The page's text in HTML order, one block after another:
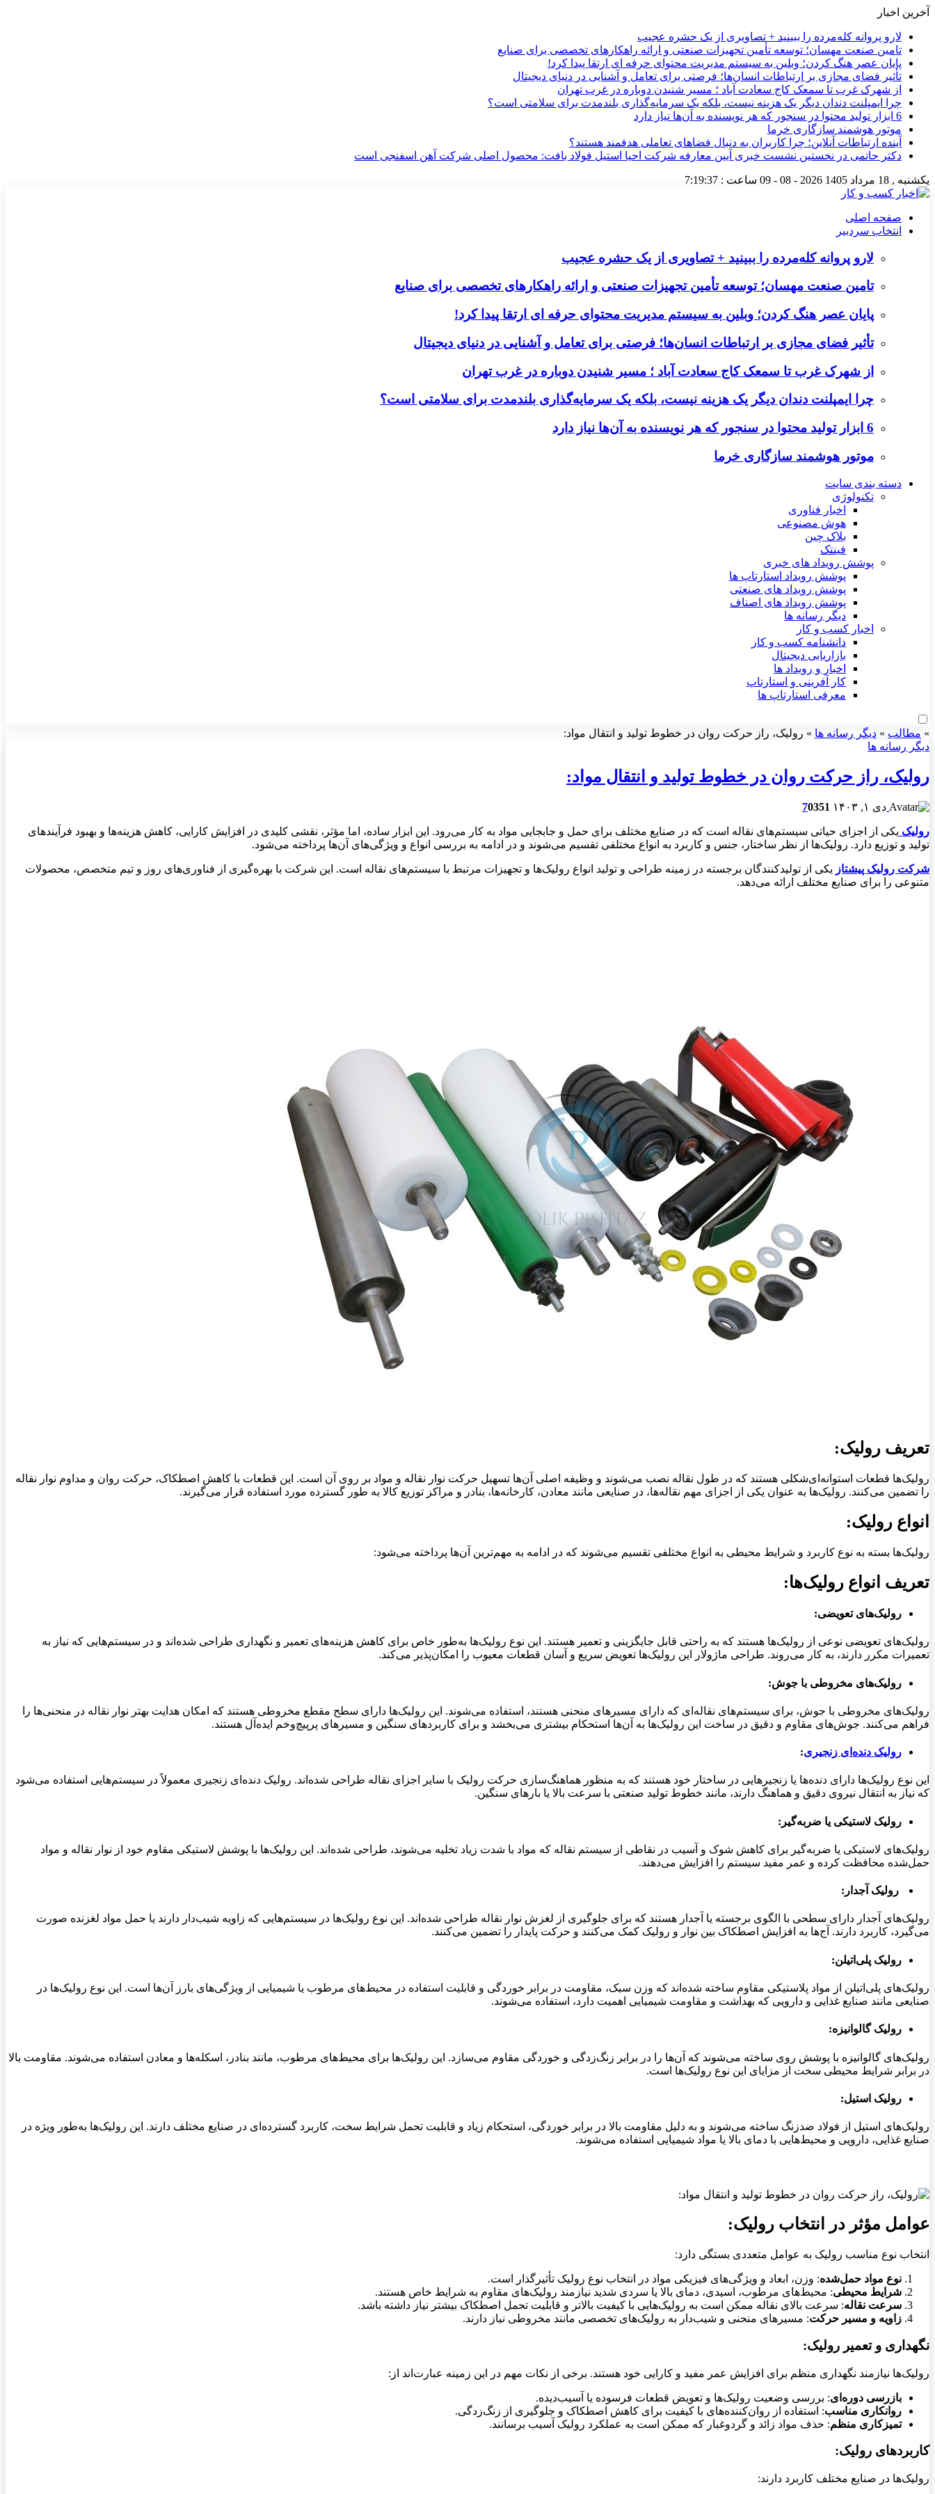
آخرین اخبار
لارو پروانه کله‌مرده را ببینید + تصاویری از یک حشره عجیب
تامین صنعت مهسان؛ توسعه تأمین تجهیزات صنعتی و ارائه راهکارهای تخصصی برای صنایع
پایان عصر هنگ کردن؛ وبلین به سیستم مدیریت محتوای حرفه ای ارتقا پیدا کرد!
تأثیر فضای مجازی بر ارتباطات انسان‌ها؛ فرصتی برای تعامل و آشنایی در دنیای دیجیتال
از شهرک غرب تا سمعک کاج سعادت آباد ؛ مسیر شنیدن دوباره در غرب تهران
چرا ایمپلنت دندان دیگر یک هزینه نیست، بلکه یک سرمایه‌گذاری بلندمدت برای سلامتی است؟
6 ابزار تولید محتوا در سنجور که هر نویسنده به آن‌ها نیاز دارد
موتور هوشمند سازگاری خرما
آینده ارتباطات آنلاین؛ چرا کاربران به دنبال فضاهای تعاملی هدفمند هستند؟
دکتر حاتمی در نخستین نشست خبری آیین معارفه شرکت احیا استیل فولاد بافت: محصول اصلی شرکت آهن اسفنجی است
یکشنبه , 18 مرداد 1405 2026 - 08 - 09 ساعت : 7:19:38
صفحه اصلی
انتخاب سردبیر
لارو پروانه کله‌مرده را ببینید + تصاویری از یک حشره عجیب
تامین صنعت مهسان؛ توسعه تأمین تجهیزات صنعتی و ارائه راهکارهای تخصصی برای صنایع
پایان عصر هنگ کردن؛ وبلین به سیستم مدیریت محتوای حرفه ای ارتقا پیدا کرد!
تأثیر فضای مجازی بر ارتباطات انسان‌ها؛ فرصتی برای تعامل و آشنایی در دنیای دیجیتال
از شهرک غرب تا سمعک کاج سعادت آباد ؛ مسیر شنیدن دوباره در غرب تهران
چرا ایمپلنت دندان دیگر یک هزینه نیست، بلکه یک سرمایه‌گذاری بلندمدت برای سلامتی است؟
6 ابزار تولید محتوا در سنجور که هر نویسنده به آن‌ها نیاز دارد
موتور هوشمند سازگاری خرما
دسته بندی سایت
تکنولوژی
اخبار فناوری
هوش مصنوعی
بلاک چین
فینتک
پوشش رویداد های خبری
پوشش رویداد استارتاپ ها
پوشش رویداد های صنعتی
پوشش رویداد های اصناف
دیگر رسانه ها
اخبار کسب و کار
دانشنامه کسب و کار
بازاریابی دیجیتال
اخبار و رویداد ها
کار آفرینی و استارتاپ
معرفی استارتاپ ها
» مطالب » دیگر رسانه ها » رولیک، راز حرکت روان در خطوط تولید و انتقال مواد:
دیگر رسانه ها
رولیک، راز حرکت روان در خطوط تولید و انتقال مواد:
دی ۱, ۱۴۰۳ 70351
رولیک یکی از اجزای حیاتی سیستم‌های نقاله است که در صنایع مختلف برای حمل و جابجایی مواد به کار می‌رود. این ابزار ساده، اما مؤثر، نقشی کلیدی در افزایش کارایی، کاهش هزینه‌ها و بهبود فرآیندهای
تولید و توزیع دارد. رولیک‌ها از نظر ساختار، جنس و کاربرد به انواع مختلفی تقسیم می‌شوند و در ادامه به بررسی انواع و ویژگی‌های آن‌ها پرداخته می‌شود.
شرکت رولیک پیشتاز یکی از تولیدکنندگان برجسته در زمینه طراحی و تولید انواع رولیک‌ها و تجهیزات مرتبط با سیستم‌های نقاله است. این شرکت با بهره‌گیری از فناوری‌های روز و تیم متخصص، محصولات
متنوعی را برای صنایع مختلف ارائه می‌دهد.
تعریف رولیک:
رولیک‌ها قطعات استوانه‌ای‌شکلی هستند که در طول نقاله نصب می‌شوند و وظیفه اصلی آن‌ها تسهیل حرکت نوار نقاله و مواد بر روی آن است. این قطعات با کاهش اصطکاک، حرکت روان و مداوم نوار نقاله
را تضمین می‌کنند. رولیک‌ها به عنوان یکی از اجزای مهم نقاله‌ها، در صنایعی مانند معادن، کارخانه‌ها، بنادر و مراکز توزیع کالا به طور گسترده مورد استفاده قرار می‌گیرند.
انواع رولیک:
رولیک‌ها بسته به نوع کاربرد و شرایط محیطی به انواع مختلفی تقسیم می‌شوند که در ادامه به مهم‌ترین آن‌ها پرداخته می‌شود:
تعریف انواع رولیک‌ها:
رولیک‌های تعویضی:
رولیک‌های تعویضی نوعی از رولیک‌ها هستند که به راحتی قابل جایگزینی و تعمیر هستند. این نوع رولیک‌ها به‌طور خاص برای کاهش هزینه‌های تعمیر و نگهداری طراحی شده‌اند و در سیستم‌هایی که نیاز به
تعمیرات مکرر دارند، به کار می‌روند. طراحی ماژولار این رولیک‌ها تعویض سریع و آسان قطعات معیوب را امکان‌پذیر می‌کند.
رولیک‌های مخروطی با جوش:
رولیک‌های مخروطی با جوش، برای سیستم‌های نقاله‌ای که دارای مسیرهای منحنی هستند، استفاده می‌شوند. این رولیک‌ها دارای سطح مقطع مخروطی هستند که امکان هدایت بهتر نوار نقاله در منحنی‌ها را
فراهم می‌کنند. جوش‌های مقاوم و دقیق در ساخت این رولیک‌ها به آن‌ها استحکام بیشتری می‌بخشد و برای کاربردهای سنگین و مسیرهای پرپیچ‌وخم ایده‌آل هستند.
رولیک دنده‌ای زنجیری:
این نوع رولیک‌ها دارای دنده‌ها یا زنجیرهایی در ساختار خود هستند که به منظور هماهنگ‌سازی حرکت رولیک با سایر اجزای نقاله طراحی شده‌اند. رولیک دنده‌ای زنجیری معمولاً در سیستم‌هایی استفاده می‌شود
که نیاز به انتقال نیروی دقیق و هماهنگ دارند، مانند خطوط تولید صنعتی با سرعت بالا یا بارهای سنگین.
رولیک لاستیکی یا ضربه‌گیر:
رولیک‌های لاستیکی یا ضربه‌گیر برای کاهش شوک و آسیب در نقاطی از سیستم نقاله که مواد با شدت زیاد تخلیه می‌شوند، طراحی شده‌اند. این رولیک‌ها با پوشش لاستیکی مقاوم خود از نوار نقاله و مواد
حمل‌شده محافظت کرده و عمر مفید سیستم را افزایش می‌دهند.
رولیک آجدار:
رولیک‌های آجدار دارای سطحی با الگوی برجسته یا آجدار هستند که برای جلوگیری از لغزش نوار نقاله طراحی شده‌اند. این نوع رولیک‌ها در سیستم‌هایی که زاویه شیب‌دار دارند یا حمل مواد لغزنده صورت
می‌گیرد، کاربرد دارند. آج‌ها به افزایش اصطکاک بین نوار و رولیک کمک می‌کنند و حرکت پایدار را تضمین می‌کنند.
رولیک پلی‌اتیلن:
رولیک‌های پلی‌اتیلن از مواد پلاستیکی مقاوم ساخته شده‌اند که وزن سبک، مقاومت در برابر خوردگی و قابلیت استفاده در محیط‌های مرطوب یا شیمیایی از ویژگی‌های بارز آن‌ها است. این نوع رولیک‌ها در
صنایعی مانند صنایع غذایی و دارویی که بهداشت و مقاومت شیمیایی اهمیت دارد، استفاده می‌شوند.
رولیک گالوانیزه:
رولیک‌های گالوانیزه با پوشش روی ساخته می‌شوند که آن‌ها را در برابر زنگ‌زدگی و خوردگی مقاوم می‌سازد. این رولیک‌ها برای محیط‌های مرطوب، مانند بنادر، اسکله‌ها و معادن استفاده می‌شوند. مقاومت بالا
در برابر شرایط محیطی سخت از مزایای این نوع رولیک‌ها است.
رولیک استیل:
رولیک‌های استیل از فولاد ضدزنگ ساخته می‌شوند و به دلیل مقاومت بالا در برابر خوردگی، استحکام زیاد و قابلیت تحمل شرایط سخت، کاربرد گسترده‌ای در صنایع مختلف دارند. این رولیک‌ها به‌طور ویژه در
صنایع غذایی، دارویی و محیط‌هایی با دمای بالا یا مواد شیمیایی استفاده می‌شوند.
عوامل مؤثر در انتخاب رولیک:
انتخاب نوع مناسب رولیک به عوامل متعددی بستگی دارد:
نوع مواد حمل‌شده: وزن، ابعاد و ویژگی‌های فیزیکی مواد در انتخاب نوع رولیک تأثیرگذار است.
شرایط محیطی: محیط‌های مرطوب، اسیدی، دمای بالا یا سردی شدید نیازمند رولیک‌های مقاوم به شرایط خاص هستند.
سرعت نقاله: سرعت بالای نقاله ممکن است به رولیک‌هایی با کیفیت بالاتر و قابلیت تحمل اصطکاک بیشتر نیاز داشته باشد.
زاویه و مسیر حرکت: مسیرهای منحنی و شیب‌دار به رولیک‌های تخصصی مانند مخروطی نیاز دارند.
نگهداری و تعمیر رولیک:
رولیک‌ها نیازمند نگهداری منظم برای افزایش عمر مفید و کارایی خود هستند. برخی از نکات مهم در این زمینه عبارت‌اند از:
بازرسی دوره‌ای: بررسی وضعیت رولیک‌ها و تعویض قطعات فرسوده یا آسیب‌دیده.
روانکاری مناسب: استفاده از روان‌کننده‌های با کیفیت برای کاهش اصطکاک و جلوگیری از زنگ‌زدگی.
تمیزکاری منظم: حذف مواد زائد و گردوغبار که ممکن است به عملکرد رولیک آسیب برسانند.
کاربردهای رولیک:
رولیک‌ها در صنایع مختلف کاربرد دارند: